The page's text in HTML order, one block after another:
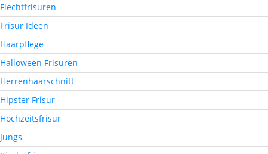
Flechtfrisuren
Frisur Ideen
Haarpflege
Halloween Frisuren
Herrenhaarschnitt
Hipster Frisur
Hochzeitsfrisur
Jungs